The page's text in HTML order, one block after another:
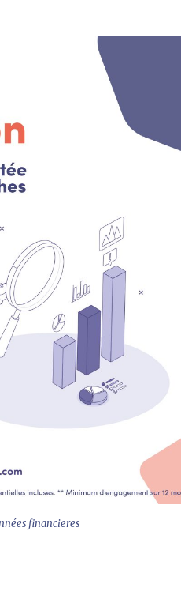
financieres